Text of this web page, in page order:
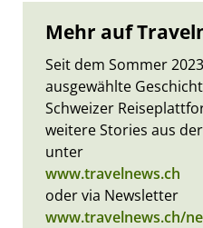
Mehr auf
Seit dem Sommer
ausgewählte
Schweizer
weitere Stories aus
unter
www.travelnews.ch
oder via Newsletter
www.travelnews.ch/